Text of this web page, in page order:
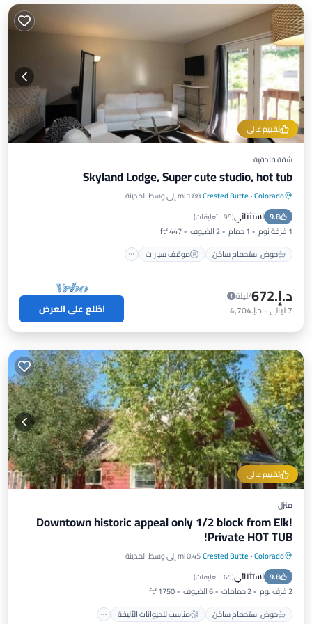
تقييم عالي
شقة فندقية
Skyland Lodge, Super cute studio, hot tub
Colorado
·
Crested Butte1.88 mi إلى وسط المدينة
9.8 استثنائي(95 التعليقات )
1 غرفة نوم 1 حمام 2 الضيوف
447 ft²
حوض استحمام ساخن
موقف سيارات
حوض استحمام ساخن
موقف سيارات
شرفة / تراس
د.إ.‏672
/ليلة
7ليالي- د.إ.‏4,704 اطّلع على العرض
تقييم عالي
منزل
Downtown historic appeal only 1/2 block from Elk!
Private HOT TUB!
Colorado
·
Crested Butte0.45 mi إلى وسط المدينة
9.8 استثنائي(65 التعليقات )
2 غرف نوم 2 حمامات 6 الضيوف
1750 ft²
حوض استحمام ساخن
مناسب للحيوانات الأليفة
حوض استحمام ساخن
مناسب للحيوانات الأليفة
مناسب للأطفال